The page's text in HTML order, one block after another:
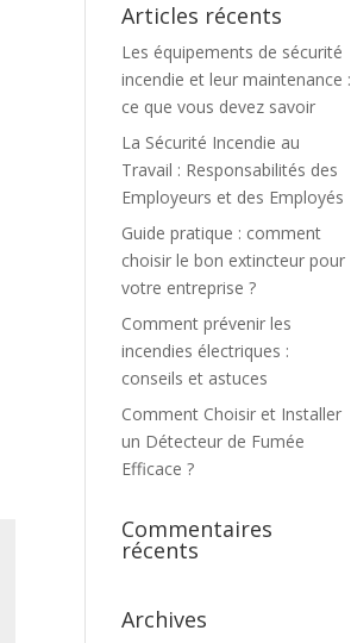
Articles récents
Les équipements de sécurité
incendie et leur maintenance :
ce que vous devez savoir
La Sécurité Incendie au
Travail : Responsabilités des
Employeurs et des Employés
Guide pratique : comment
choisir le bon extincteur pour
votre entreprise ?
Comment prévenir les
incendies électriques :
conseils et astuces
Comment Choisir et Installer
un Détecteur de Fumée
Efficace ?
Commentaires
récents
Archives